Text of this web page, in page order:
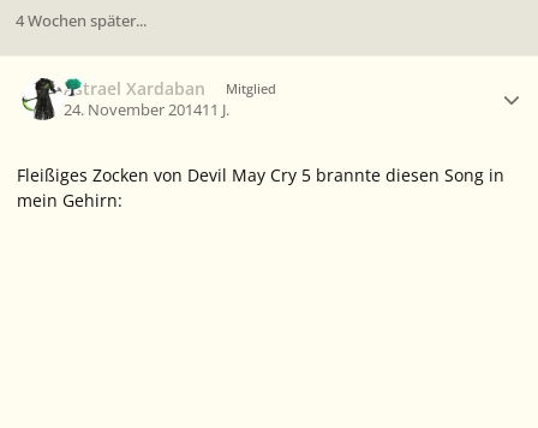
4 Wochen später...
Astrael Xardaban Mitglied
24. November 201411 J.
Fleißiges Zocken von Devil May Cry 5 brannte diesen Song in
mein Gehirn: